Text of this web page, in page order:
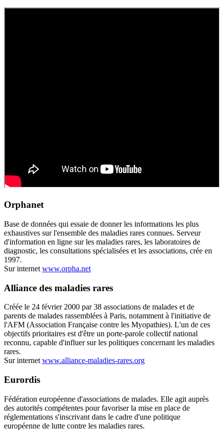
Orphanet
Base de données qui essaie de donner les informations les plus
exhaustives sur l'ensemble des maladies rares connues. Serveur
d'information en ligne sur les maladies rares, les laboratoires de
diagnostic, les consultations spécialisées et les associations, crée en
1997.
Sur internet www.orpha.net
Alliance des maladies rares
Créée le 24 février 2000 par 38 associations de malades et de
parents de malades rassemblées à Paris, notamment à l'initiative de
l'AFM (Association Française contre les Myopathies). L'un de ces
objectifs prioritaires est d'être un porte-parole collectif national
reconnu, capable d'influer sur les politiques concernant les maladies
rares.
Sur internet www.alliance-maladies-rares.org
Eurordis
Fédération européenne d'associations de malades. Elle agit auprès
des autorités compétentes pour favoriser la mise en place de
réglementations s'inscrivant dans le cadre d'une politique
européenne de lutte contre les maladies rares.